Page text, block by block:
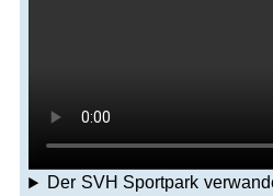
Der SVH Sportpark